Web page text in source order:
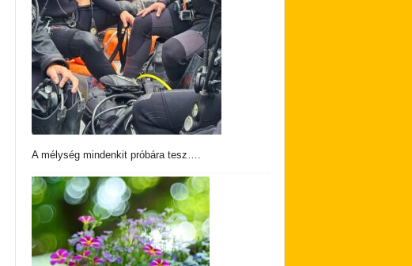
A mélység mindenkit próbára tesz….